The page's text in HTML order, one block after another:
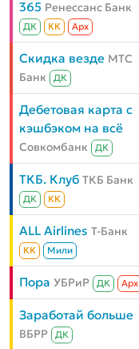
365 Ренессанс Банк
ДК КК Aрх
Скидка везде МТС
Банк
ДК
Дебетовая карта с
кэшбэком на всё
Совкомбанк ДК
ТКБ. Клуб ТКБ Банк
ДК КК
ALL Airlines Т-Банк
КК Мили
Пора УБРиР ДК Aрх
Заработай больше
ВБРР ДК